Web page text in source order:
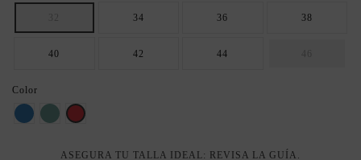
34 36 38
40 42 44
Color
AZUL
Verde esmeralda
rojo valentino
ASEGURA TU TALLA IDEAL: REVISA LA GUÍA.